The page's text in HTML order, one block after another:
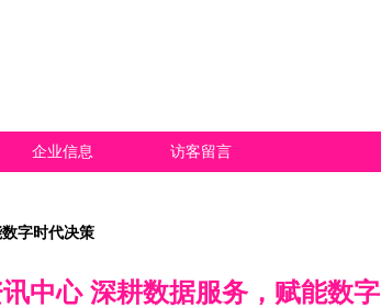
企业信息 访客留言
字时代决策
中心 深耕数据服务，赋能数